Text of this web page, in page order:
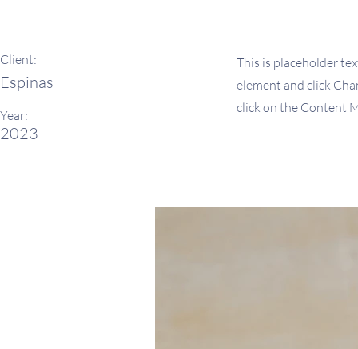
Client:
Espinas
Year:
2023
This is placeholder
element and click
click on the Content